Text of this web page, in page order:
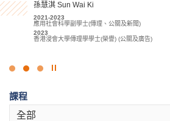
鄭皓駿 Cheng Ho Chun
2018-2020
測量及物業管理高級文憑
2020
孫慧淇 Sun Wai Ki
2021-2023
應用社會科學副學士(傳理、公關及新聞)
2023
香港浸會大學傳理學學士(榮譽) (公關及廣告)
2022-2024
2024
升讀香港大學社會科學學士 (高年級入學)
點
課程
全部